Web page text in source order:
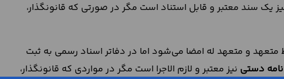
یک سند معتبر و قابل استناد است مگر در صورتی که قانونگذار،
و متعهد له امضا می‌شود اما در دفاتر اسناد رسمی به ثبت
دستی نیز معتبر و لازم الاجرا است مگر در مواردی که قانونگذار،